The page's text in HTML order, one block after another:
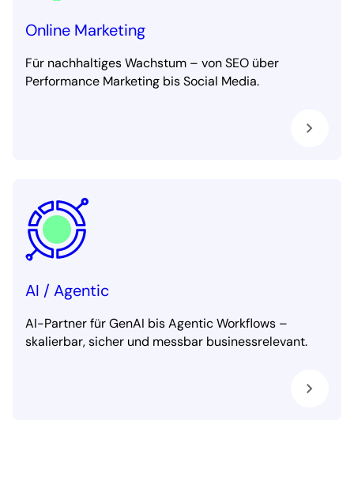
Online Marketing
Für nachhaltiges Wachstum – von SEO über
Performance Marketing bis Social Media.
AI / Agentic
AI-Partner für GenAI bis Agentic Workflows –
skalierbar, sicher und messbar businessrelevant.